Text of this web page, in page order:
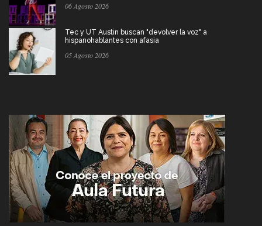
06 Agosto 2026
Tec y UT Austin buscan "devolver la voz" a
hispanohablantes con afasia
05 Agosto 2026